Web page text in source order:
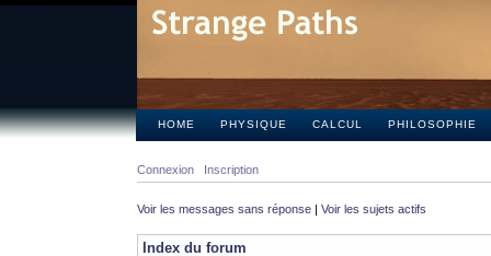
HOME PHYSIQUE CALCUL PHILOSOPHIE
Connexion Inscription
Voir les messages sans réponse | Voir les sujets actifs
Index du forum